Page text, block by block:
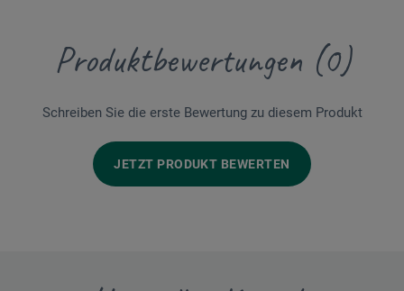
Produktbewertungen (0)
Schreiben Sie die erste Bewertung zu diesem Produkt
JETZT PRODUKT BEWERTEN